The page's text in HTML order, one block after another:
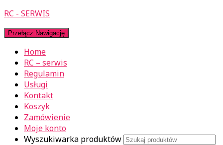
RC - SERWIS
Przełącz Nawigację
Home
RC – serwis
Regulamin
Usługi
Kontakt
Koszyk
Zamówienie
Moje konto
Wyszukiwarka produktów